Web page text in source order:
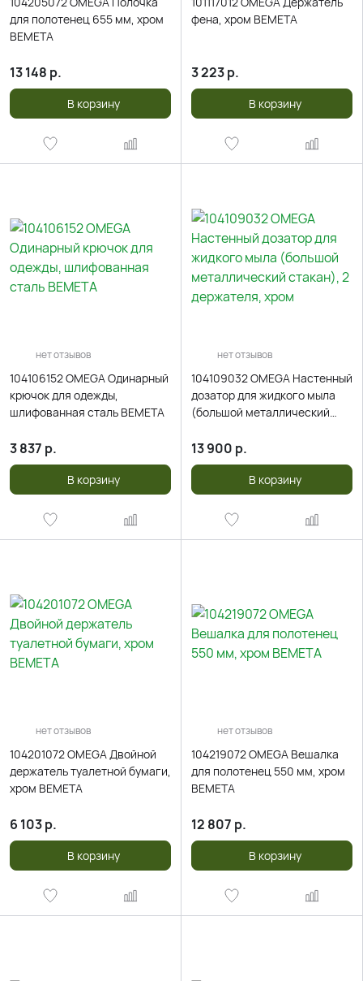
для полотенец 655 мм, хром
BEMETA
13 148 р.
В корзину
фена, хром BEMETA
3 223р.
В корзину
нет отзывов
104106152 OMEGA Одинарный
крючок для одежды,
шлифованная сталь BEMETA
3 837 р.
В корзину
нет отзывов
104109032 OMEGA Настенный
дозатор для жидкого мыла
(большой металлический
13 900 р.
В корзину
нет отзывов
104201072 OMEGA Двойной
держатель туалетной бумаги,
хром BEMETA
6 103р.
В корзину
нет отзывов
104219072 OMEGA Вешалка
для полотенец 550 мм, хром
BEMETA
12 807 р.
В корзину